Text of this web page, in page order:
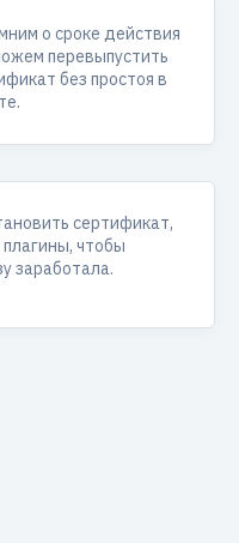
о сроке действия
перевыпустить
без простоя в
сертификат,
чтобы
заработала.